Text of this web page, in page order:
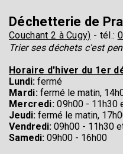
Déchetterie de
Couchant 2 à Cugy) - tél.:
Trier ses déchets c'est
Horaire d'hiver du 1er
Lundi: fermé
Mardi: fermé le matin,
Mercredi:09h00 - 11h30
Jeudi: fermé le matin,
Vendredi: 09h00 - 11h30
Samedi: 09h00 - 16h00